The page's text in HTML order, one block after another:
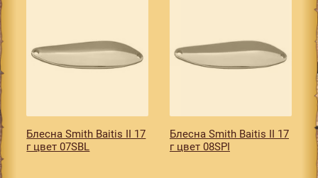
Блесна Smith Baitis II 17
г цвет 07SBL
Блесна Smith Baitis II 17
г цвет 08SPI